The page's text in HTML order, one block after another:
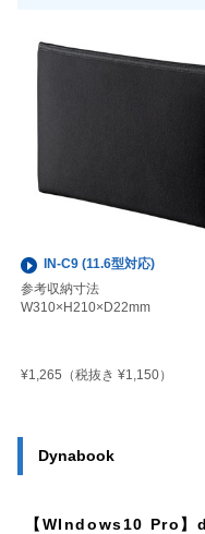
IN-C9 (11.6型対応)
参考収納寸法
W310×H210×D22mm
¥1,265 （税抜き ¥1,150）
Dynabook
【WIndows10 Pro